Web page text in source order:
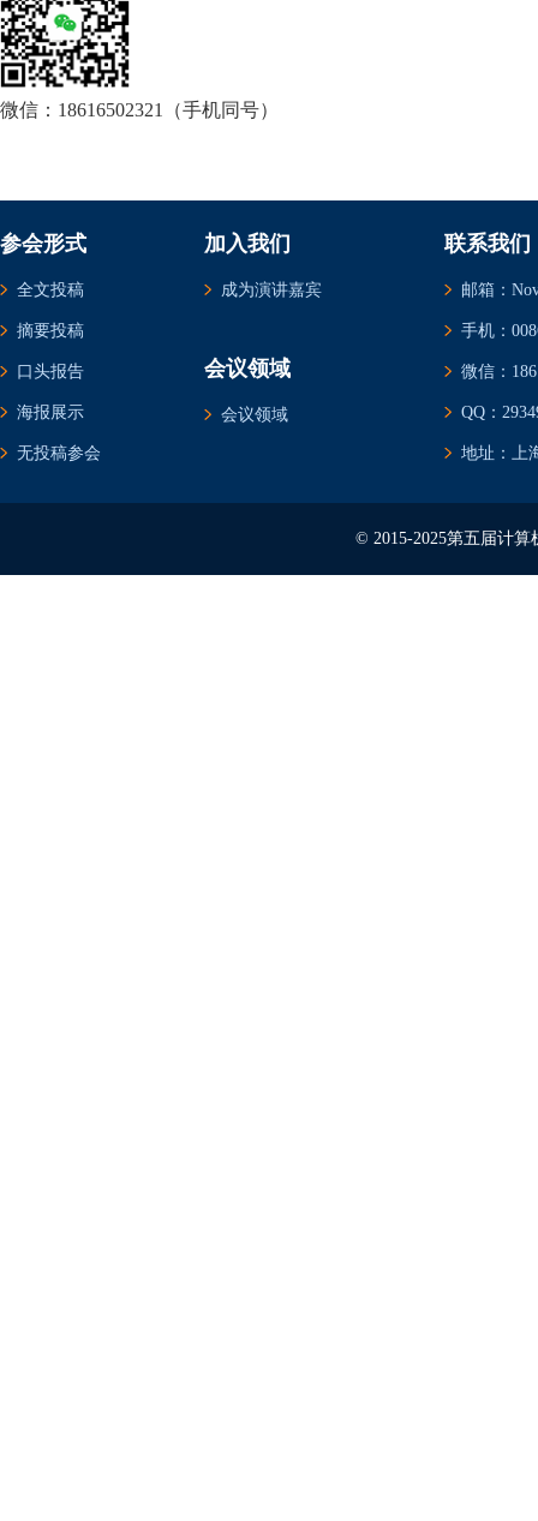
微信：18616502321（手机同号）
参会形式
全文投稿
摘要投稿
口头报告
海报展示
无投稿参会
加入我们
成为演讲嘉宾
会议领域
会议领域
联系我们
邮箱：
手机：
微信：
QQ：
地址：上
© 2015-2025第五届计